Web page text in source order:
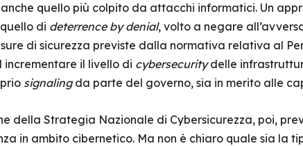
quello più colpito da attacchi informatici. Un
di deterrence by denial, volto a negare
di sicurezza previste dalla normativa relativa al
il livello di cybersecuritydelle
signalingda parte del governo, sia in merito alle
della Strategia Nazionale di Cybersicurezza, poi,
in ambito cibernetico. Ma non è chiaro quale sia la